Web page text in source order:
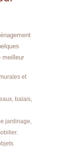
meilleur
et
balais,
jardinage,